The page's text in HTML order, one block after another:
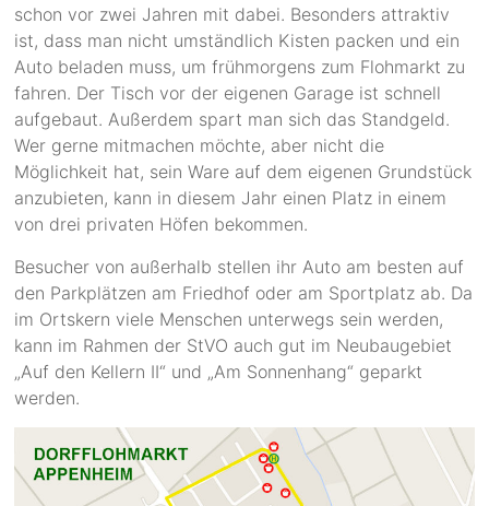
schon vor zwei Jahren mit dabei. Besonders attraktiv
ist, dass man nicht umständlich Kisten packen und ein
Auto beladen muss, um frühmorgens zum Flohmarkt zu
fahren. Der Tisch vor der eigenen Garage ist schnell
aufgebaut. Außerdem spart man sich das Standgeld.
Wer gerne mitmachen möchte, aber nicht die
Möglichkeit hat, sein Ware auf dem eigenen Grundstück
anzubieten, kann in diesem Jahr einen Platz in einem
von drei privaten Höfen bekommen.
Besucher von außerhalb stellen ihr Auto am besten auf
den Parkplätzen am Friedhof oder am Sportplatz ab. Da
im Ortskern viele Menschen unterwegs sein werden,
kann im Rahmen der StVO auch gut im Neubaugebiet
„Auf den Kellern II“ und „Am Sonnenhang“ geparkt
werden.